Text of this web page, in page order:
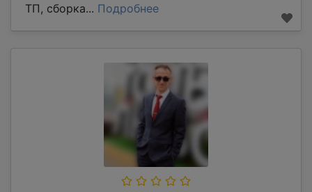
ТП, сборка... Подробнее